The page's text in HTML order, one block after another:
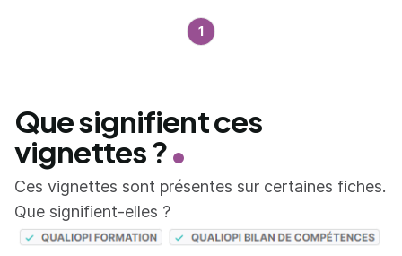
1
Que signifient ces
vignettes ?
Ces vignettes sont présentes sur certaines fiches.
Que signifient-elles ?